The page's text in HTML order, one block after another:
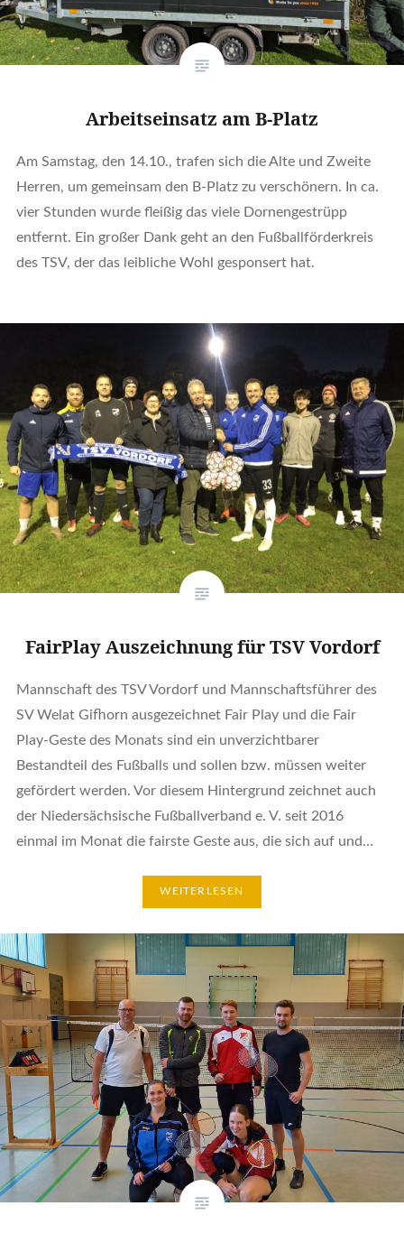
Arbeitseinsatz am B-Platz
Am Samstag, den 14.10., trafen sich die Alte und Zweite
Herren, um gemeinsam den B-Platz zu verschönern. In ca.
vier Stunden wurde fleißig das viele Dornengestrüpp
entfernt. Ein großer Dank geht an den Fußballförderkreis
des TSV, der das leibliche Wohl gesponsert hat.
FairPlay Auszeichnung für TSV Vordorf
Mannschaft des TSV Vordorf und Mannschaftsführer des
SV Welat Gifhorn ausgezeichnet Fair Play und die Fair
Play-Geste des Monats sind ein unverzichtbarer
Bestandteil des Fußballs und sollen bzw. müssen weiter
gefördert werden. Vor diesem Hintergrund zeichnet auch
der Niedersächsische Fußballverband e. V. seit 2016
einmal im Monat die fairste Geste aus, die sich auf und…
WEITERLESEN